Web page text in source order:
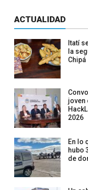
ACTUALIDAD
Itatí
la
Chipá
joven
2026
En lo
hubo
de